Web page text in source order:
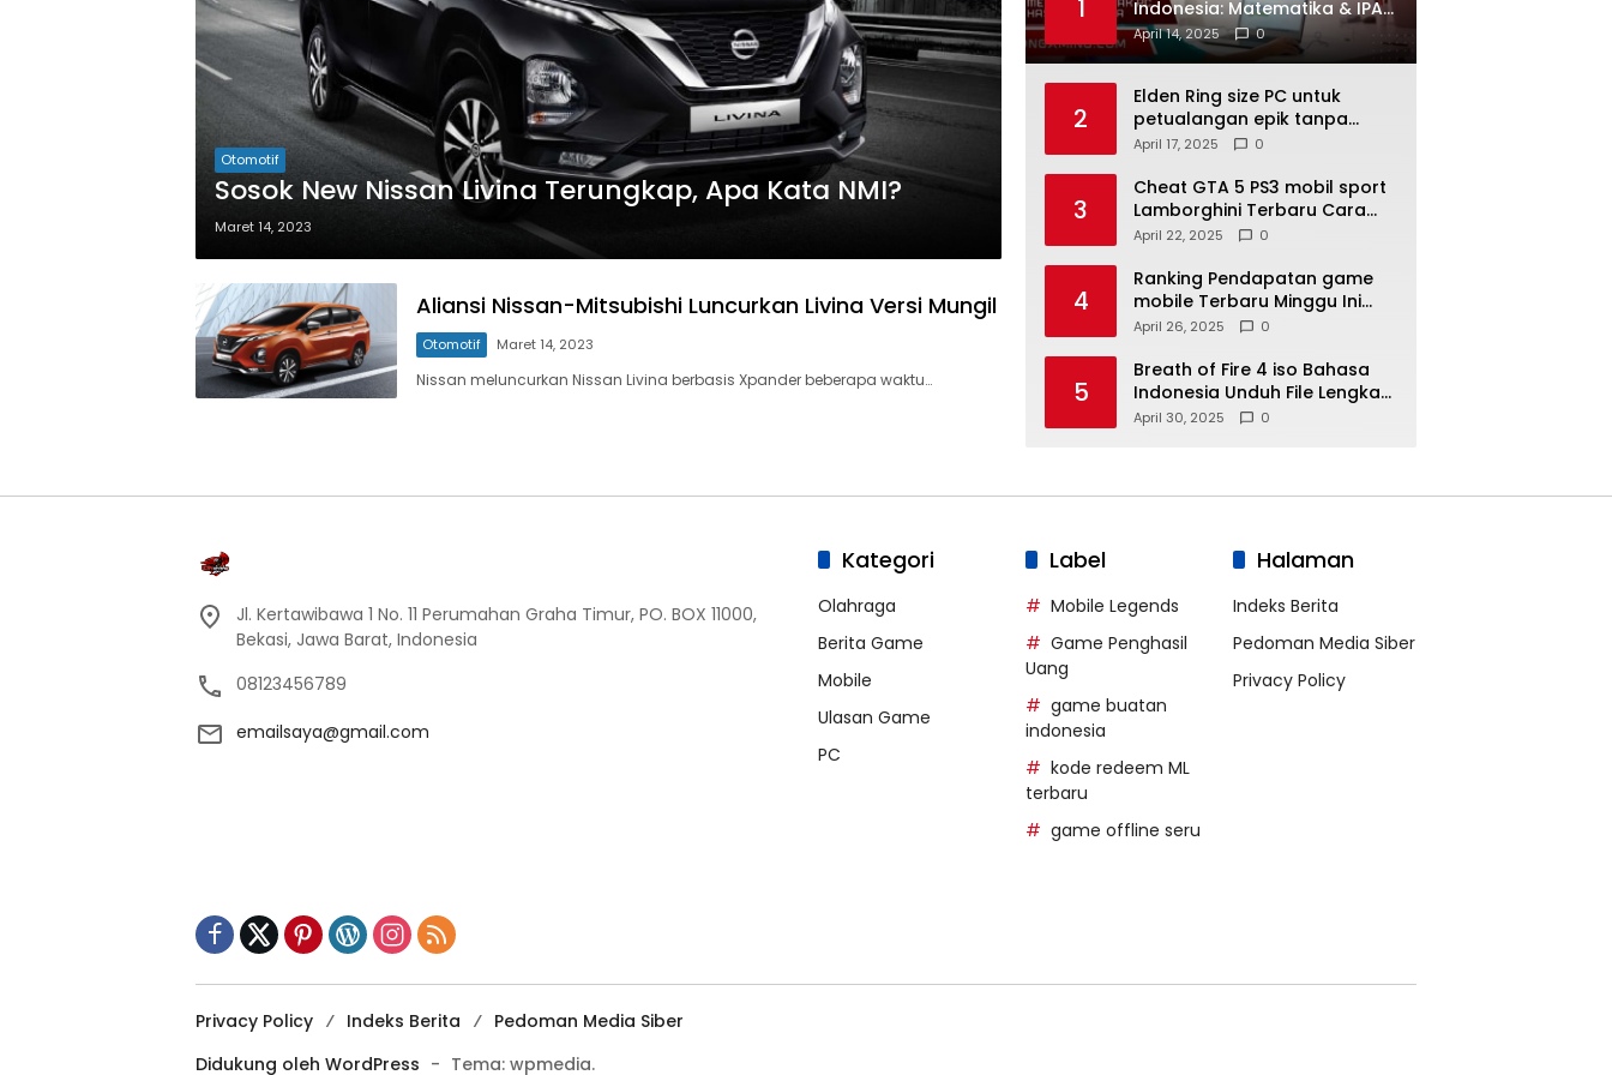
Otomotif
Sosok New Nissan Livina Terungkap, Apa Kata NMI?
Maret 14, 2023
Aliansi Nissan-Mitsubishi Luncurkan Livina Versi Mungil
Otomotif Maret 14, 2023
Nissan meluncurkan Nissan Livina berbasis Xpander beberapa waktu…
1
Indonesia: Matematika & IPA
Seru Untuk TK
April 14, 2025 0
2
Elden Ring size PC untuk
petualangan epik tanpa
hambatan
April 17, 2025 0
3
Cheat GTA 5 PS3 mobil sport
Lamborghini Terbaru Cara
Mudah Dapatnya
April 22, 2025 0
4
Ranking Pendapatan game
mobile Terbaru Minggu Ini
Global Data Teratas
April 26, 2025 0
5
Breath of Fire 4 iso Bahasa
Indonesia Unduh File Lengkap
di Sini
April 30, 2025 0
Jl. Kertawibawa 1 No. 11 Perumahan Graha Timur, PO. BOX 11000,
Bekasi, Jawa Barat, Indonesia
08123456789
emailsaya@gmail.com
Kategori
Olahraga
Berita Game
Mobile
Ulasan Game
PC
Label
Mobile Legends
Game Penghasil
Uang
game buatan
indonesia
kode redeem ML
terbaru
game offline seru
Halaman
Indeks Berita
Pedoman Media Siber
Privacy Policy
Privacy Policy Indeks Berita
Pedoman Media Siber
Didukung oleh WordPress - Tema: wpmedia.